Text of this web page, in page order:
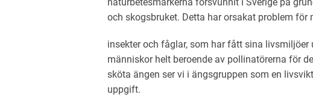
och skogsbruket. Detta har orsakat problem för
insekter och fåglar, som har fått sina
människor helt beroende av pollinatörerna för
sköta ängen ser vi i ängsgruppen som en
uppgift.